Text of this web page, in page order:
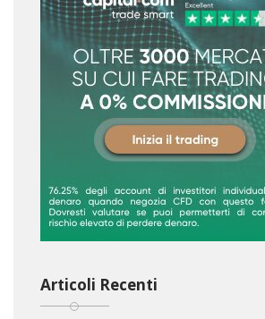
Articoli Recenti